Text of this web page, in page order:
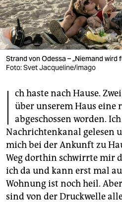
veranstaltungen
shop
fragen & hilfe
unterstützen
genossenschaft
epaper login
Strand von Odessa – „Niemand wird
Foto: Svet Jacqueline/imago
I ch haste nach Hause.
über unserem Haus eine
abgeschossen worden.
Nachrichtenkanal gelesen
mich bei der Ankunft zu
Weg dorthin schwirrte mir
ich da und kann erst mal
Wohnung ist noch heil.
sind von der Druckwelle